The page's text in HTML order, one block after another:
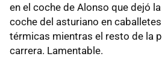
en el coche de Alonso que dejó
coche del asturiano en
térmicas mientras el resto de la
carrera. Lamentable.